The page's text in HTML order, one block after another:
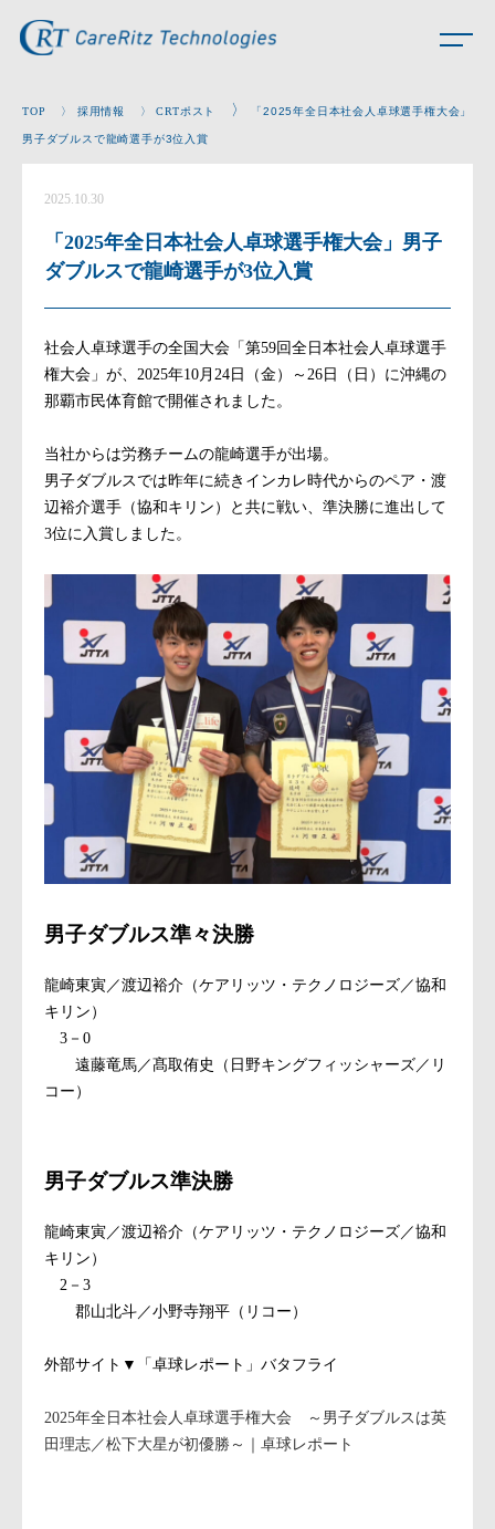
TOP 〉 採用情報 〉CRTポスト 〉 「2025年全日本社会人卓球選手権大会」
男子ダブルスで龍崎選手が3位入賞
2025.10.30
「2025年全日本社会人卓球選手権大会」男子
ダブルスで龍崎選手が3位入賞
社会人卓球選手の全国大会「第59回全日本社会人卓球選手
権大会」が、2025年10月24日（金）～26日（日）に沖縄の
那覇市民体育館で開催されました。
当社からは労務チームの龍崎選手が出場。
男子ダブルスでは昨年に続きインカレ時代からのペア・渡
辺裕介選手（協和キリン）と共に戦い、準決勝に進出して
3位に入賞しました。
男子ダブルス準々決勝
龍崎東寅／渡辺裕介（ケアリッツ・テクノロジーズ／協和
キリン）
3－0
遠藤竜馬／髙取侑史（日野キングフィッシャーズ／リ
コー）
男子ダブルス準決勝
龍崎東寅／渡辺裕介（ケアリッツ・テクノロジーズ／協和
キリン）
2－3
郡山北斗／小野寺翔平（リコー）
外部サイト▼「卓球レポート」バタフライ
2025年全日本社会人卓球選手権大会 ～男子ダブルスは英
田理志／松下大星が初優勝～｜卓球レポート